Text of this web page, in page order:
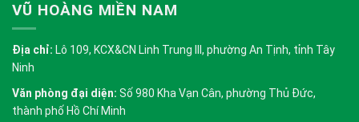
VŨ HOÀNG MIỀN NAM
Địa chỉ: Lô 109, KCX&CN Linh Trung III, phường An Tịnh, tỉnh Tây
Ninh
Văn phòng đại diện: Số 980 Kha Vạn Cân, phường Thủ Đức,
thành phố Hồ Chí Minh